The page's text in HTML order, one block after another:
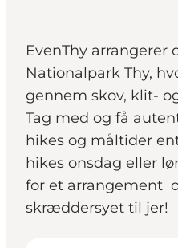
EvenThy arrangerer
Nationalpark Thy,
gennem skov, klit-
Tag med og få
hikes og måltider
hikes onsdag eller
for et arrangement
skræddersyet til jer!